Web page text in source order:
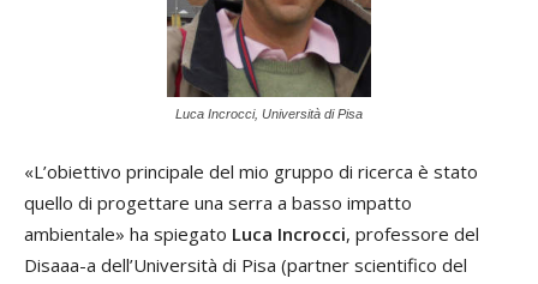
Luca Incrocci, Università di Pisa
«L’obiettivo principale del mio gruppo di ricerca è stato
quello di progettare una serra a basso impatto
ambientale» ha spiegato Luca Incrocci, professore del
Disaaa-a dell’Università di Pisa (partner scientifico del